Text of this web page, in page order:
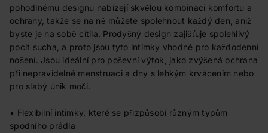
pohodlnému designu nabízejí skvělou kombinaci komfortu a
ochrany, takže se na ně můžete spolehnout každý den, aniž
byste je na sobě cítila. Prodyšný design zajišťuje spolehlivý
pocit sucha, a proto jsou tyto intimky vhodné pro každodenní
nošení. Jsou ideální pro poševní výtok, jako zvýšená ochrana
při nepravidelné menstruaci a dny s lehkým krvácením nebo
pro slabý únik moči.
• Flexibilní intimky, které se přizpůsobí různým typům
spodního prádla